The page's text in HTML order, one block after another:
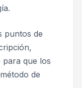
puntos de
para que los
de